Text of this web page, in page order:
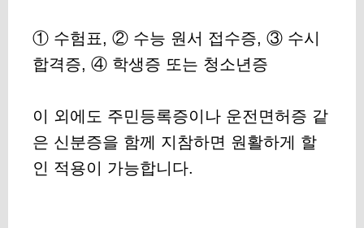
① 수험표, ② 수능 원서 접수증, ③ 수시
합격증, ④ 학생증 또는 청소년증
이 외에도 주민등록증이나 운전면허증 같
은 신분증을 함께 지참하면 원활하게 할
인 적용이 가능합니다.